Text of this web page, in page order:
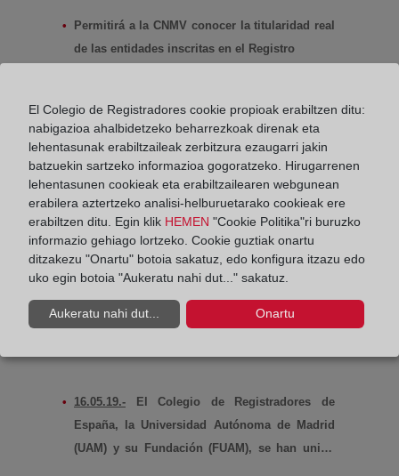
Propiedad y del Registro Mercantil(abre en
Permitirá a la CNMV conocer la titularidad real
de las entidades inscritas en el Registro
de la Propiedad y Mercantiles de España, Mª
Emilia Adán García y el presidente de la
Comisión Nacional del Mercado de Valores
(CNMV), Sebastián Albella, han firmado hoy un
convenio de colaboración relativo al acceso del
supervisor a información del Registro de la
Propiedad y del Registro Mercantil en el
desarrollo de sus funciones de supervisión
Seguir Leyendo
El Colegio de Registradores y la
crean un Aula para la prevención del
16.05.19.- El Colegio de Registradores de
España, la Universidad Autónoma de Madrid
(UAM) y su Fundación (FUAM), se han unido
El Colegio de Registradores cookie propioak erabiltzen ditu:
nabigazioa ahalbidetzeko beharrezkoak direnak eta
lehentasunak erabiltzaileak zerbitzura ezaugarri jakin
batzuekin sartzeko informazioa gogoratzeko. Hirugarrenen
lehentasunen cookieak eta erabiltzailearen webgunean
erabilera aztertzeko analisi-helburuetarako cookieak ere
erabiltzen ditu. Egin klik HEMEN "Cookie Politika"ri buruzko
informazio gehiago lortzeko. Cookie guztiak onartu
ditzakezu "Onartu" botoia sakatuz, edo konfigura itzazu edo
uko egin botoia "Aukeratu nahi dut..." sakatuz.
Aukeratu nahi dut... Onartu